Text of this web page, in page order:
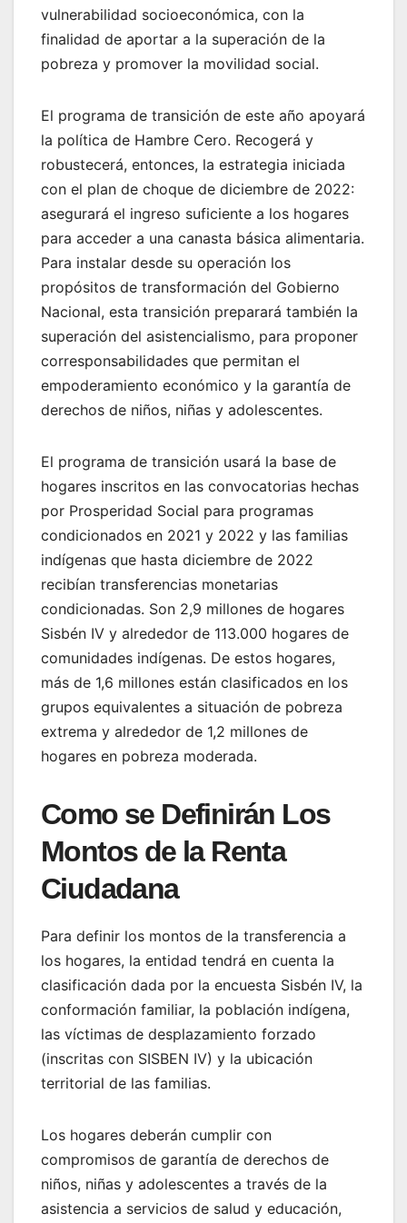
vulnerabilidad socioeconómica, con la
finalidad de aportar a la superación de la
pobreza y promover la movilidad social.
El programa de transición de este año apoyará
la política de Hambre Cero. Recogerá y
robustecerá, entonces, la estrategia iniciada
con el plan de choque de diciembre de 2022:
asegurará el ingreso suficiente a los hogares
para acceder a una canasta básica alimentaria.
Para instalar desde su operación los
propósitos de transformación del Gobierno
Nacional, esta transición preparará también la
superación del asistencialismo, para proponer
corresponsabilidades que permitan el
empoderamiento económico y la garantía de
derechos de niños, niñas y adolescentes.
El programa de transición usará la base de
hogares inscritos en las convocatorias hechas
por Prosperidad Social para programas
condicionados en 2021 y 2022 y las familias
indígenas que hasta diciembre de 2022
recibían transferencias monetarias
condicionadas. Son 2,9 millones de hogares
Sisbén IV y alrededor de 113.000 hogares de
comunidades indígenas. De estos hogares,
más de 1,6 millones están clasificados en los
grupos equivalentes a situación de pobreza
extrema y alrededor de 1,2 millones de
hogares en pobreza moderada.
Como se Definirán Los
Montos de la Renta
Ciudadana
Para definir los montos de la transferencia a
los hogares, la entidad tendrá en cuenta la
clasificación dada por la encuesta Sisbén IV, la
conformación familiar, la población indígena,
las víctimas de desplazamiento forzado
(inscritas con SISBEN IV) y la ubicación
territorial de las familias.
Los hogares deberán cumplir con
compromisos de garantía de derechos de
niños, niñas y adolescentes a través de la
asistencia a servicios de salud y educación,